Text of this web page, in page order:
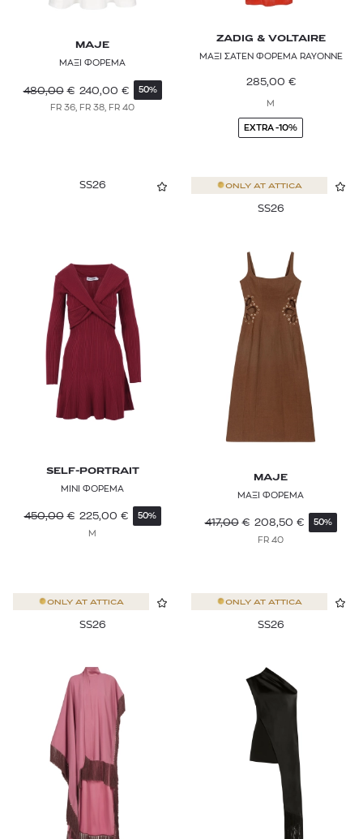
MAJE
ΜΑΞΙ ΦΟΡΕΜΑ
480,00 € 240,00 € 50%
FR 36, FR 38, FR 40
ZADIG & VOLTAIRE
ΜΑΞΙ ΣΑΤΕΝ ΦΟΡΕΜΑ RAYONNE
285,00 €
M
EXTRA -10%
SS26
SELF-PORTRAIT
ΜΙΝΙ ΦΟΡΕΜΑ
450,00 € 225,00 € 50%
M
ONLY AT ATTICA
SS26
MAJE
ΜΑΞΙ ΦΟΡΕΜΑ
417,00 € 208,50 € 50%
FR 40
ONLY AT ATTICA
SS26
ONLY AT ATTICA
SS26